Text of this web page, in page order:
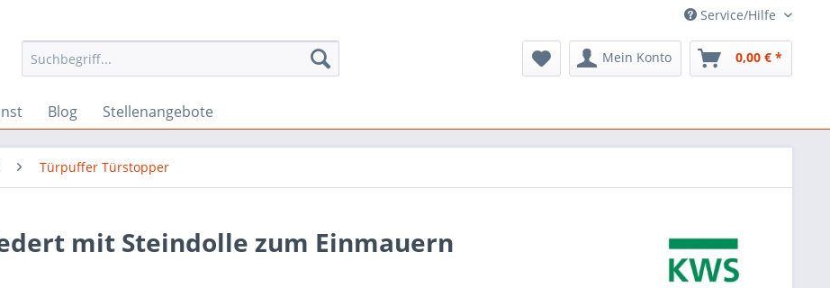
Service/Hilfe
Mein Konto 0,00 € *
Blog Stellenangebote
Türpuffer Türstopper
mit Steindolle zum Einmauern